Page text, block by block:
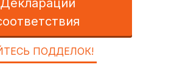
Декларации
ПОДДЕЛОК!